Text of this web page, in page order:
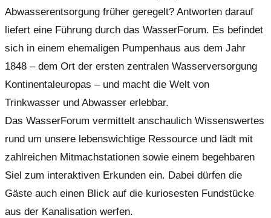
Abwasserentsorgung früher geregelt? Antworten darauf
liefert eine Führung durch das WasserForum. Es befindet
sich in einem ehemaligen Pumpenhaus aus dem Jahr
1848 – dem Ort der ersten zentralen Wasserversorgung
Kontinentaleuropas – und macht die Welt von
Trinkwasser und Abwasser erlebbar.
Das WasserForum vermittelt anschaulich Wissenswertes
rund um unsere lebenswichtige Ressource und lädt mit
zahlreichen Mitmachstationen sowie einem begehbaren
Siel zum interaktiven Erkunden ein. Dabei dürfen die
Gäste auch einen Blick auf die kuriosesten Fundstücke
aus der Kanalisation werfen.